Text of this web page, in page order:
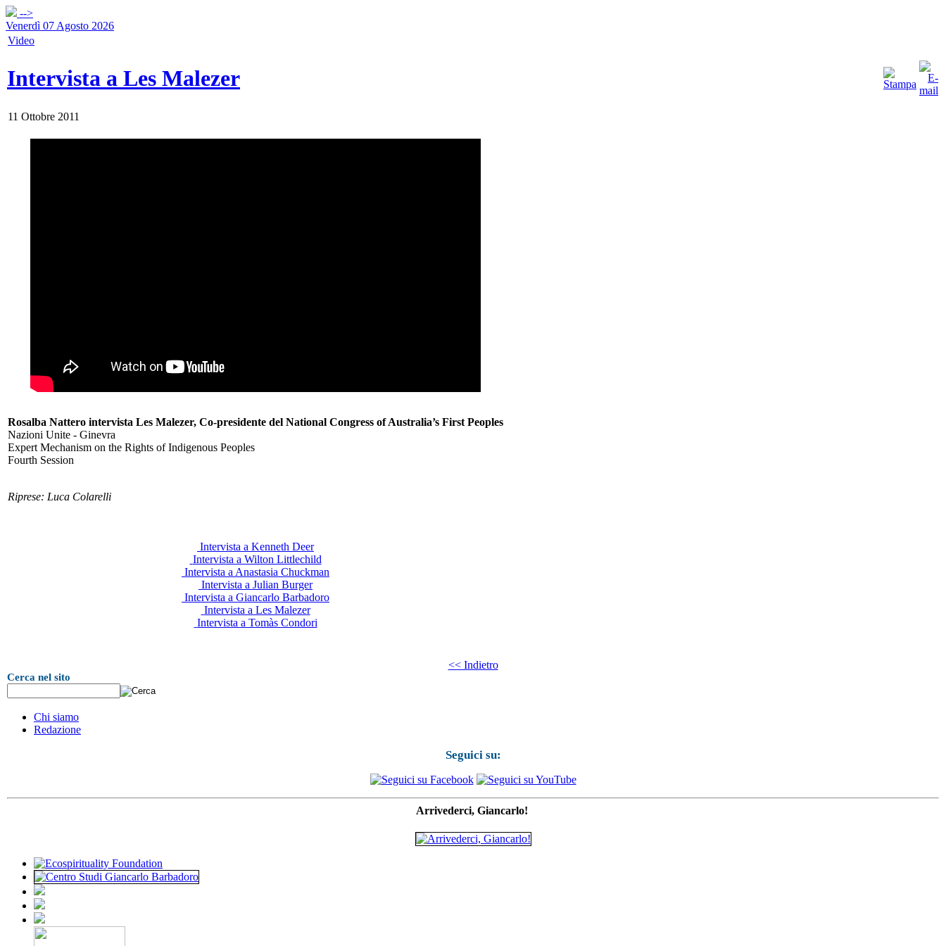
-->
Venerdì 07 Agosto 2026
Video
Intervista a Les Malezer
11 Ottobre 2011
Rosalba Nattero intervista Les Malezer, Co-presidente del National Congress of Australia’s First Peoples
Nazioni Unite - Ginevra
Expert Mechanism on the Rights of Indigenous Peoples
Fourth Session
Riprese: Luca Colarelli
Intervista a Kenneth Deer
Intervista a Wilton Littlechild
Intervista a Anastasia Chuckman
Intervista a Julian Burger
Intervista a Giancarlo Barbadoro
Intervista a Les Malezer
Intervista a Tomàs Condori
<< Indietro
Cerca nel sito
Chi siamo
Redazione
Seguici su:
Arrivederci, Giancarlo!